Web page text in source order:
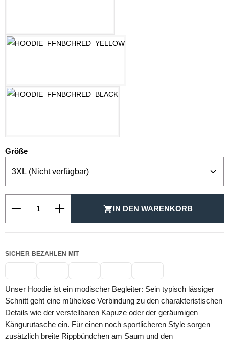
Größeauswählen
IN DEN WARENKORB
SICHER BEZAHLEN MIT
Unser Hoodie ist ein modischer Begleiter: Sein typisch lässiger
Schnitt geht eine mühelose Verbindung zu den charakteristischen
Details wie der verstellbaren Kapuze oder der geräumigen
Kängurutasche ein. Für einen noch sportlicheren Style sorgen
zusätzlich breite Rippbündchen am Saum und den